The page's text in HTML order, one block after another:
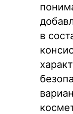
в